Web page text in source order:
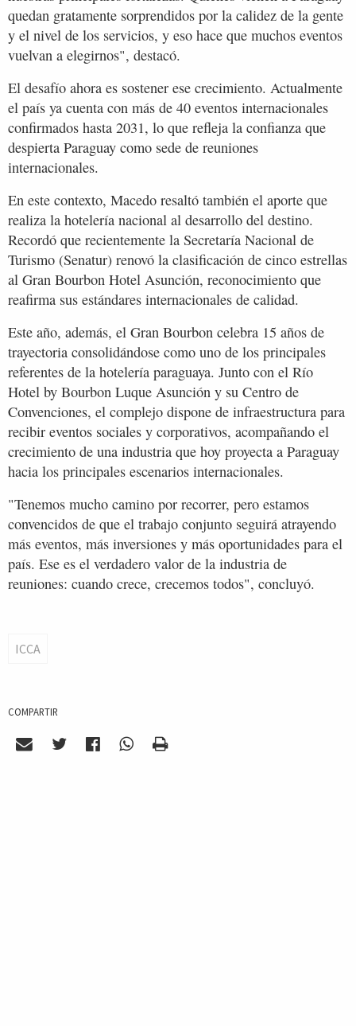
quedan gratamente sorprendidos por la calidez de la gente
y el nivel de los servicios, y eso hace que muchos eventos
vuelvan a elegirnos", destacó.
El desafío ahora es sostener ese crecimiento. Actualmente
el país ya cuenta con más de 40 eventos internacionales
confirmados hasta 2031, lo que refleja la confianza que
despierta Paraguay como sede de reuniones
internacionales.
En este contexto, Macedo resaltó también el aporte que
realiza la hotelería nacional al desarrollo del destino.
Recordó que recientemente la Secretaría Nacional de
Turismo (Senatur) renovó la clasificación de cinco estrellas
al Gran Bourbon Hotel Asunción, reconocimiento que
reafirma sus estándares internacionales de calidad.
Este año, además, el Gran Bourbon celebra 15 años de
trayectoria consolidándose como uno de los principales
referentes de la hotelería paraguaya. Junto con el Río
Hotel by Bourbon Luque Asunción y su Centro de
Convenciones, el complejo dispone de infraestructura para
recibir eventos sociales y corporativos, acompañando el
crecimiento de una industria que hoy proyecta a Paraguay
hacia los principales escenarios internacionales.
"Tenemos mucho camino por recorrer, pero estamos
convencidos de que el trabajo conjunto seguirá atrayendo
más eventos, más inversiones y más oportunidades para el
país. Ese es el verdadero valor de la industria de
reuniones: cuando crece, crecemos todos", concluyó.
ICCA
COMPARTIR